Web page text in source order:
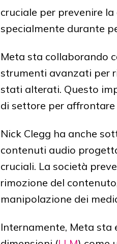
cruciale per prevenire
specialmente durante
Meta sta collaborando
strumenti avanzati per
stati alterati. Questo
di settore per
Nick Clegg ha anche
contenuti audio
cruciali. La società
rimozione del
manipolazione dei
Internamente, Meta